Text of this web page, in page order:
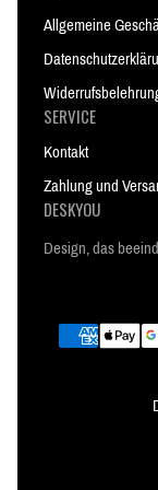
Allgemeine
SERVICE
Kontakt
Zahlung und
DESKYOU
Design, das